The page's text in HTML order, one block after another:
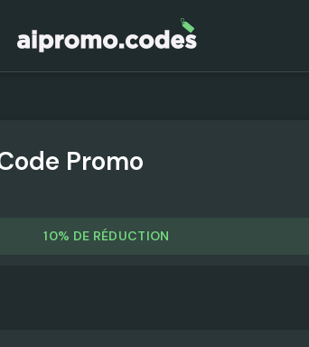
Promo
10% DE RÉDUCTION